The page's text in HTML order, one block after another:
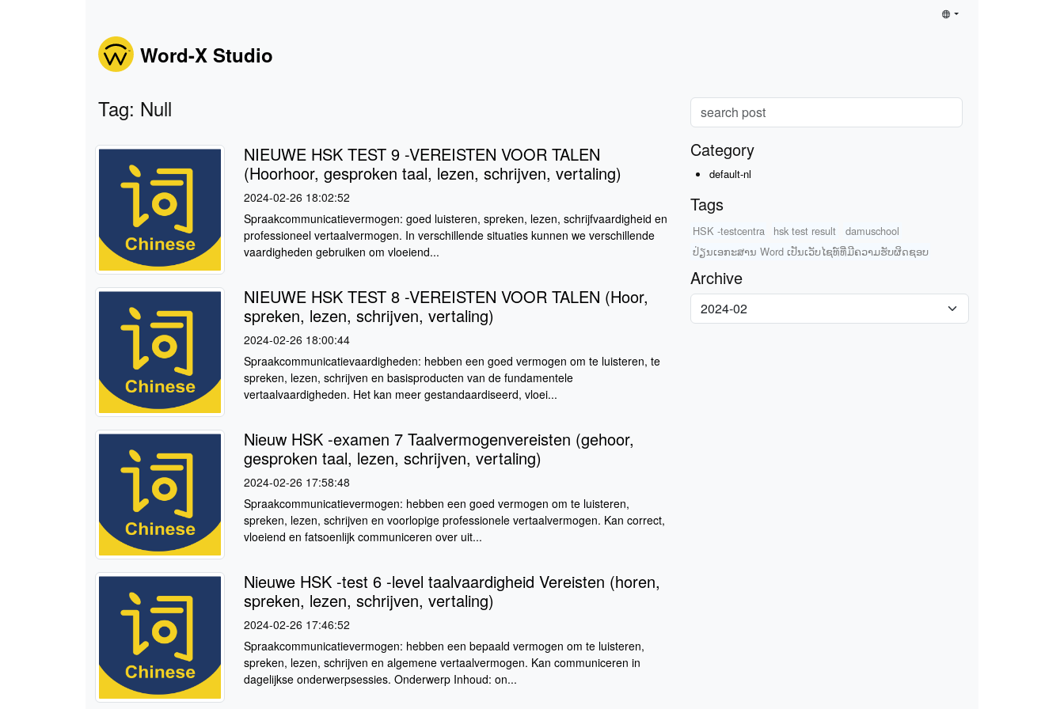
Word-X Studio
Tag: Null
NIEUWE HSK TEST 9 -VEREISTEN VOOR TALEN
(Hoorhoor, gesproken taal, lezen, schrijven, vertaling)
2024-02-26 18:02:52
Spraakcommunicatievermogen: goed luisteren, spreken, lezen, schrijfvaardigheid en
professioneel vertaalvermogen. In verschillende situaties kunnen we verschillende
vaardigheden gebruiken om vloeiend...
NIEUWE HSK TEST 8 -VEREISTEN VOOR TALEN (Hoor,
spreken, lezen, schrijven, vertaling)
2024-02-26 18:00:44
Spraakcommunicatievaardigheden: hebben een goed vermogen om te luisteren, te
spreken, lezen, schrijven en basisproducten van de fundamentele
vertaalvaardigheden. Het kan meer gestandaardiseerd, vloei...
Nieuw HSK -examen 7 Taalvermogenvereisten (gehoor,
gesproken taal, lezen, schrijven, vertaling)
2024-02-26 17:58:48
Spraakcommunicatievermogen: hebben een goed vermogen om te luisteren,
spreken, lezen, schrijven en voorlopige professionele vertaalvermogen. Kan correct,
vloeiend en fatsoenlijk communiceren over uit...
Nieuwe HSK -test 6 -level taalvaardigheid Vereisten (horen,
spreken, lezen, schrijven, vertaling)
2024-02-26 17:46:52
Spraakcommunicatievermogen: hebben een bepaald vermogen om te luisteren,
spreken, lezen, schrijven en algemene vertaalvermogen. Kan communiceren in
dagelijkse onderwerpsessies. Onderwerp Inhoud: on...
Category
default-nl
Tags
HSK -testcentra hsk test result
damuschool
ປ່ຽນເອກະສານ Word ເປັນເວັບໄຊທ໌ທີ່ມີຄວາມຮັບຜິດຊອບ
Archive